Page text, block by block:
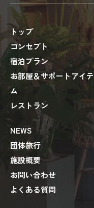
トップ
コンセプト
宿泊プラン
お部屋＆サポートアイテ
ム
レストラン
NEWS
団体旅行
施設概要
お問い合わせ
よくある質問